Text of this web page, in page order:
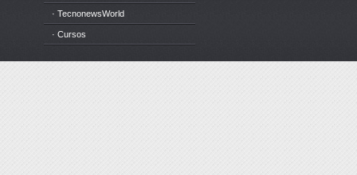
· TecnonewsWorld
· Cursos